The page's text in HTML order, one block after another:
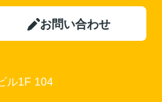
お問い合わせ
ル1F 104